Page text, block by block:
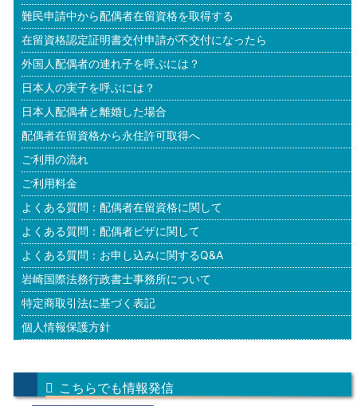
難民申請中から配偶者在留資格を取得する
在留資格認定証明書交付申請が不交付になったら
外国人配偶者の連れ子を呼ぶには？
日本人の実子を呼ぶには？
日本人配偶者と離婚した場合
配偶者在留資格から永住許可取得へ
ご利用の流れ
ご利用料金
よくある質問：配偶者在留資格に関して
よくある質問：配偶者ビザに関して
よくある質問：お申し込みに関するQ&A
岩崎国際法務行政書士事務所について
特定商取引法に基づく表記
個人情報保護方針
こちらでも情報発信